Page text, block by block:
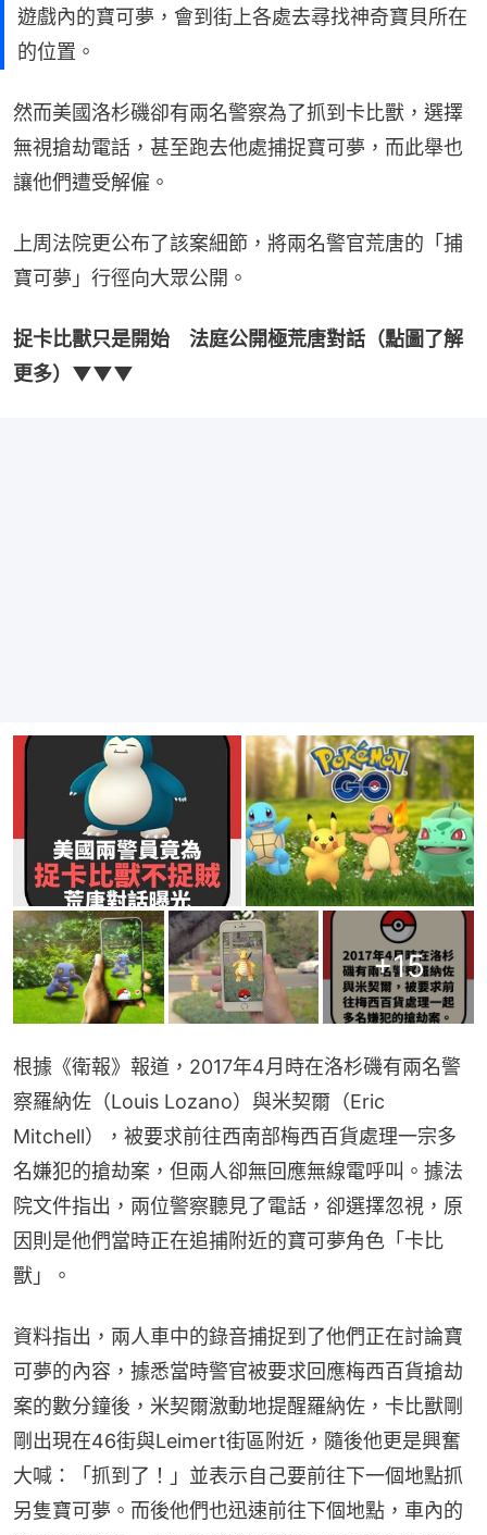
遊戲內的寶可夢，會到街上各處去尋找神奇寶貝所在
的位置。
然而美國洛杉磯卻有兩名警察為了抓到卡比獸，選擇
無視搶劫電話，甚至跑去他處捕捉寶可夢，而此舉也
讓他們遭受解僱。
上周法院更公布了該案細節，將兩名警官荒唐的「捕
寶可夢」行徑向大眾公開。
捉卡比獸只是開始　法庭公開極荒唐對話（點圖了解
更多）▼▼▼
+15
根據《衛報》報道，2017年4月時在洛杉磯有兩名警
察羅納佐（Louis Lozano）與米契爾（Eric
Mitchell），被要求前往西南部梅西百貨處理一宗多
名嫌犯的搶劫案，但兩人卻無回應無線電呼叫。據法
院文件指出，兩位警察聽見了電話，卻選擇忽視，原
因則是他們當時正在追捕附近的寶可夢角色「卡比
獸」。
資料指出，兩人車中的錄音捕捉到了他們正在討論寶
可夢的內容，據悉當時警官被要求回應梅西百貨搶劫
案的數分鐘後，米契爾激動地提醒羅納佐，卡比獸剛
剛出現在46街與Leimert街區附近，隨後他更是興奮
大喊：「抓到了！」並表示自己要前往下一個地點抓
另隻寶可夢。而後他們也迅速前往下個地點，車內的